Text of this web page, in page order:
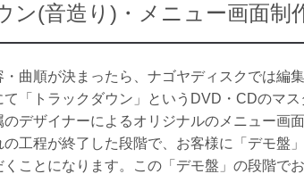
ン(音造り)・メニュー画面制
・曲順が決まったら、ナゴヤディスクでは編
て「トラックダウン」というDVD・CDのマ
のデザイナーによるオリジナルのメニュー画
の工程が終了した段階で、お客様に「デモ盤
くことになります。この「デモ盤」の段階で